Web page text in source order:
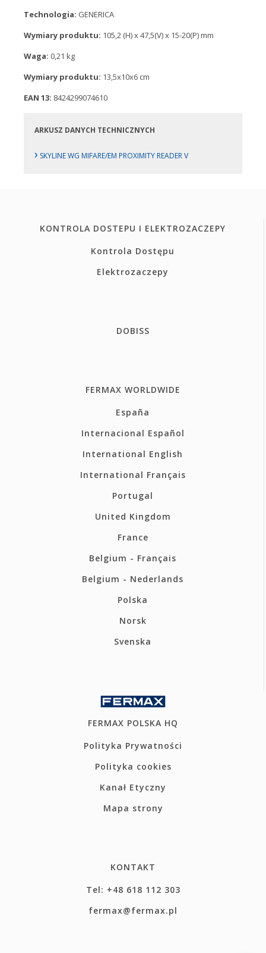
Technologia: GENERICA
Wymiary produktu: 105,2 (H) x 47,5(V) x 15-20(P) mm
Waga: 0,21 kg
Wymiary produktu: 13,5x10x6 cm
EAN 13: 8424299074610
ARKUSZ DANYCH TECHNICZNYCH
› SKYLINE WG MIFARE/EM PROXIMITY READER V
KONTROLA DOSTEPU I ELEKTROZACZEPY
Kontrola Dostępu
Elektrozaczepy
DOBISS
FERMAX WORLDWIDE
España
Internacional Español
International English
International Français
Portugal
United Kingdom
France
Belgium - Français
Belgium - Nederlands
Polska
Norsk
Svenska
FERMAX POLSKA HQ
Polityka Prywatności
Polityka cookies
Kanał Etyczny
Mapa strony
KONTAKT
Tel: +48 618 112 303
fermax@fermax.pl